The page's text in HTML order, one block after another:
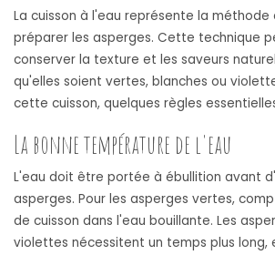
La cuisson à l'eau représente la méthode
préparer les asperges. Cette technique
conserver la texture et les saveurs
qu'elles soient vertes, blanches ou
cette cuisson, quelques règles
La bonne température de l'eau
L'eau doit être portée à ébullition avant
asperges. Pour les asperges vertes,
de cuisson dans l'eau bouillante. Les
violettes nécessitent un temps plus long,